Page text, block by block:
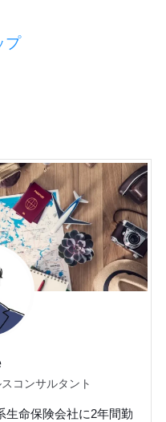
プ
コンサルタント
生命保険会社に2年間勤